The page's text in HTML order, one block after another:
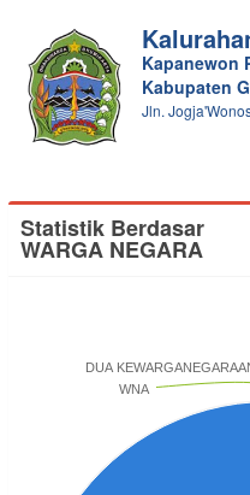
Kapanewon
Kabupaten
Jln.
Statistik Berdasar
WARGA NEGARA
DUA
WNA